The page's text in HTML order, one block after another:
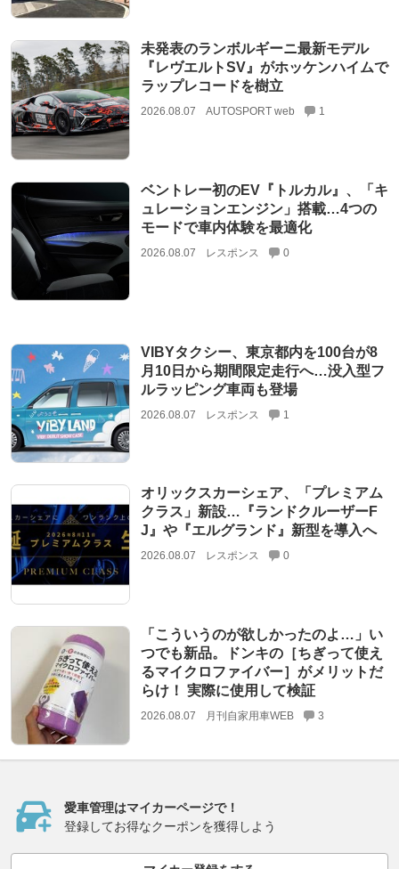
未発表のランボルギーニ最新モデル
『レヴエルトSV』がホッケンハイムで
ラップレコードを樹立
2026.08.07 AUTOSPORT web 1
ベントレー初のEV『トルカル』、「キ
ュレーションエンジン」搭載…4つの
モードで車内体験を最適化
2026.08.07 レスポンス 0
VIBYタクシー、東京都内を100台が8
月10日から期間限定走行へ…没入型フ
ルラッピング車両も登場
2026.08.07 レスポンス 1
オリックスカーシェア、「プレミアム
クラス」新設…『ランドクルーザーF
J』や『エルグランド』新型を導入へ
2026.08.07 レスポンス 0
「こういうのが欲しかったのよ…」い
つでも新品。ドンキの［ちぎって使え
るマイクロファイバー］がメリットだ
らけ！ 実際に使用して検証
2026.08.07 月刊自家用車WEB 3
愛車管理はマイカーページで！
登録してお得なクーポンを獲得しよう